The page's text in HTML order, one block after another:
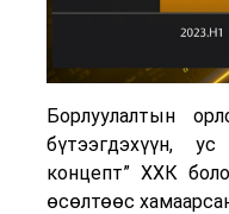
Борлуулалтын
бүтээгдэхүүн,
концепт” ХХК
өсөлтөөс